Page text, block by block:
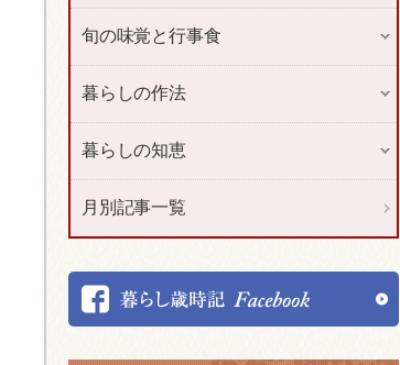
旬の味覚と行事食
暮らしの作法
暮らしの知恵
月別記事一覧